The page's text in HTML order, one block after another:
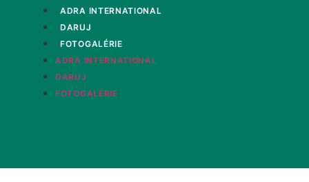
Preskočiť
ADRA INTERNATIONAL
DARUJ
FOTOGALÉRIE
ADRA INTERNATIONAL
DARUJ
FOTOGALÉRIE